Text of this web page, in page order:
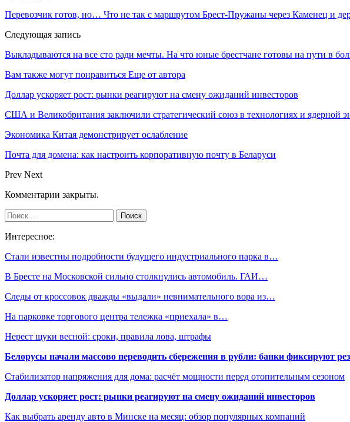
Перевозчик готов, но… Что не так с маршрутом Брест-Пружаны через Каменец и
Следующая запись
Выкладываются на все сто ради мечты. На что юные брестчане готовы на пути в
Вам также могут понравиться Еще от автора
Доллар ускоряет рост: рынки реагируют на смену ожиданий инвесторов
США и Великобритания заключили стратегический союз в технологиях и ядерной
Экономика Китая демонстрирует ослабление
Почта для домена: как настроить корпоративную почту в Беларуси
Prev Next
Комментарии закрыты.
Интересное:
Стали известны подробности будущего индустриального парка в…
В Бресте на Московской сильно столкнулись автомобиль. ГАИ…
Следы от кроссовок дважды «выдали» невнимательного вора из…
На парковке торгового центра тележка «приехала» в…
Нерест щуки весной: сроки, правила лова, штрафы
Белорусы начали массово переводить сбережения в рубли: банки фиксируют
Стабилизатор напряжения для дома: расчёт мощности перед отопительным сезоном
Доллар ускоряет рост: рынки реагируют на смену ожиданий инвесторов
Как выбрать аренду авто в Минске на месяц: обзор популярных компаний